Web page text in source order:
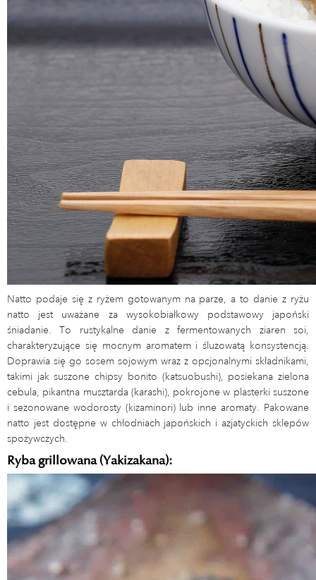
Natto podaje się z ryżem gotowanym na parze, a to danie z ryżu
natto jest uważane za wysokobiałkowy podstawowy japoński
śniadanie. To rustykalne danie z fermentowanych ziaren soi,
charakteryzujące się mocnym aromatem i śluzowatą konsystencją.
Doprawia się go sosem sojowym wraz z opcjonalnymi składnikami,
takimi jak suszone chipsy bonito (katsuobushi), posiekana zielona
cebula, pikantna musztarda (karashi), pokrojone w plasterki suszone
i sezonowane wodorosty (kizaminori) lub inne aromaty. Pakowane
natto jest dostępne w chłodniach japońskich i azjatyckich sklepów
spożywczych.
Ryba grillowana (Yakizakana):